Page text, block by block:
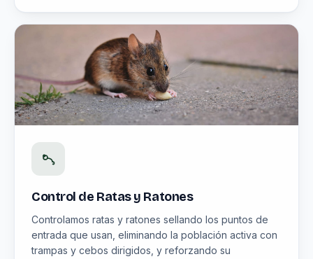
Control de Ratas y Ratones
Controlamos ratas y ratones sellando los puntos de
entrada que usan, eliminando la población activa con
trampas y cebos dirigidos, y reforzando su